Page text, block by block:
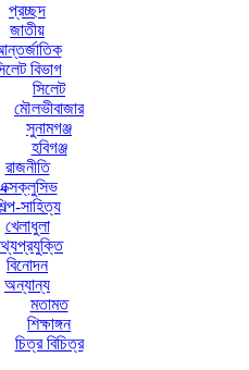
প্রচ্ছদ
জাতীয়
বিভাগ
সিলেট
মৌলভীবাজার
সুনামগঞ্জ
হবিগঞ্জ
রাজনীতি
সাহিত্য
খেলাধুলা
বিনোদন
অন্যান্য
মতামত
শিক্ষাঙ্গন
চিত্র বিচিত্র